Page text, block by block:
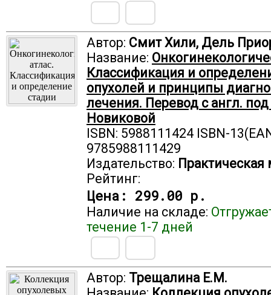
Автор: Смит Хили, Дель
Название:
Классификация и
опухолей и принципы
лечения. Перевод с англ. под
Новиковой
ISBN: 5988111424 ISBN-
9785988111429
Издательство:
Рейтинг:
Цена: 299.00 р.
Наличие на складе:
течение 1-7 дней
Автор: Трещалина Е.М.